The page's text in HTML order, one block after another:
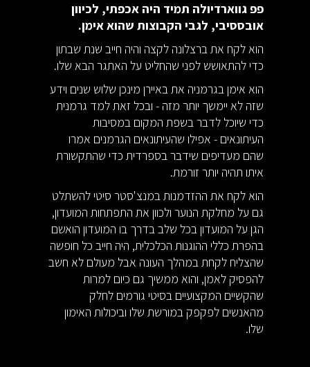
פפ גווארדיולה תמיד היה אכפתי, לכיוון
אובססיבי, לגבי הקבוצות שהוא אימן.
הוא לקח את ברצלונה לקצה והיה חייב שנת שבתון
כדי להתאושש לפני שהחליט על האתגר הבא שלו.
הוא אימן בגרמניה את באיירן מינכן שלוש שנים וידע
שזה לא יימשך יותר מזה - ובכל זאת למד גרמנית
כדי שיוכל לדבר בשפת המקום במסיבות
העיתונאים - אפילו שהעיתונאים הגרמנים אמרו
שהם מעדיפים שידבר בספרדית כדי שהתקשורת
איתו תהיה יותר זורמת.
הוא לקח את ההזדמנות במנצ'סטר סיטי להשתלט
גם על מחלקת הנוער ולכוון את התפתחות המועדון,
הגן על המועדון בכל שלב בדרך בו המועדון הואשם
בהפרת כללי ההוגנות הכלכלית, היה חייב כל חופשה
שהצליח לקחת במהלך העונה אבל מעולם לא חשב
להפסיק לאמן, והוא ממשיך גם כיום למרות
שהקשיים המקצועיים בסיטי גורמים לחלק
מהאנשים לפקפק במורשת שלו וביכולות האימון
שלו.